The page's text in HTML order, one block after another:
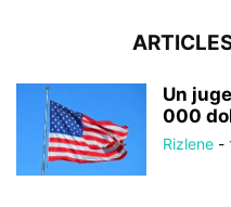
Un
000
Rizlene -